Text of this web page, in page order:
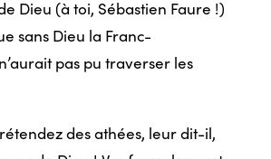
Dieu (à toi, Sébastien Faure !)
sans Dieu la Franc-
pas pu traverser les
des athées, leur dit-il,